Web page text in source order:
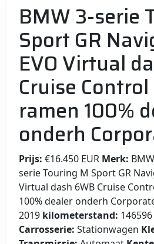
BMW 3-serie
Sport GR
EVO Virtual
Cruise
ramen 100%
onderh
Prijs: €16.450 EUR Merk: BMW
serie Touring M Sport GR
Virtual dash 6WB Cruise
100% dealer onderh
2019 kilometerstand: 146596
Carrosserie: Stationwagen